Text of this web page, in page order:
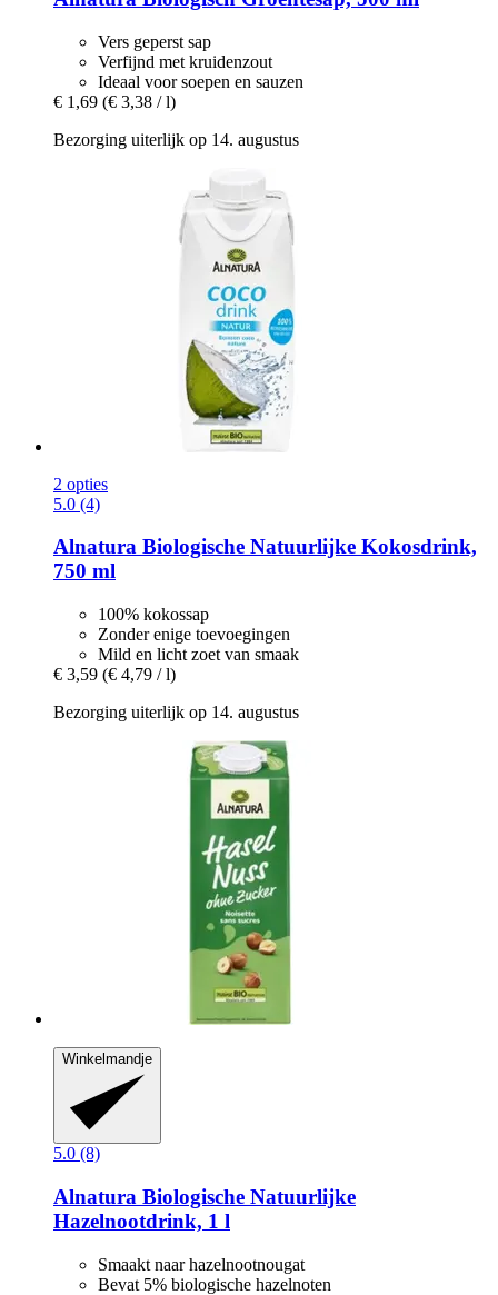
Vers geperst sap
Verfijnd met kruidenzout
Ideaal voor soepen en sauzen
€ 1,69 (€ 3,38 / l)
Bezorging uiterlijk op 14. augustus
2 opties
5.0 (4)
Alnatura Biologische Natuurlijke Kokosdrink,
750 ml
100% kokossap
Zonder enige toevoegingen
Mild en licht zoet van smaak
€ 3,59 (€ 4,79 / l)
Bezorging uiterlijk op 14. augustus
Winkelmandje
5.0 (8)
Alnatura Biologische Natuurlijke
Hazelnootdrink, 1 l
Smaakt naar hazelnootnougat
Bevat 5% biologische hazelnoten